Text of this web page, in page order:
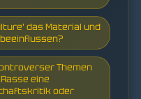
das Material und
Themen
eine
oder